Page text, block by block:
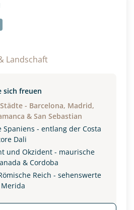
Landschaft
sich freuen
- Barcelona, Madrid,
& San Sebastian
Spaniens - entlang der Costa
Dali
und Okzident - maurische
& Cordoba
Reich - sehenswerte